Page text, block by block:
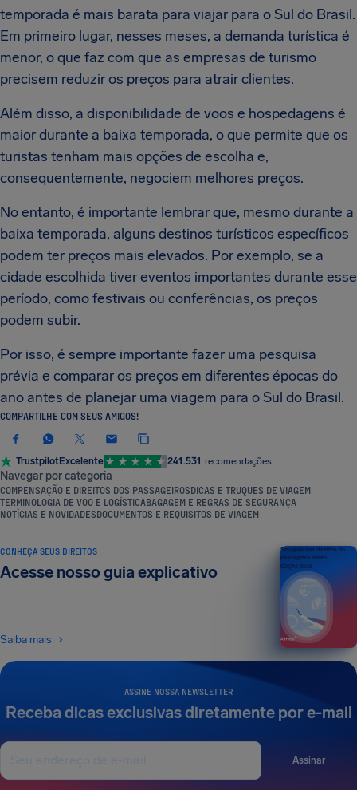
temporada é mais barata para viajar para o Sul do Brasil.
Em primeiro lugar, nesses meses, a demanda turística é
menor, o que faz com que as empresas de turismo
precisem reduzir os preços para atrair clientes.
Além disso, a disponibilidade de voos e hospedagens é
maior durante a baixa temporada, o que permite que os
turistas tenham mais opções de escolha e,
consequentemente, negociem melhores preços.
No entanto, é importante lembrar que, mesmo durante a
baixa temporada, alguns destinos turísticos específicos
podem ter preços mais elevados. Por exemplo, se a
cidade escolhida tiver eventos importantes durante esse
período, como festivais ou conferências, os preços
podem subir.
Por isso, é sempre importante fazer uma pesquisa
prévia e comparar os preços em diferentes épocas do
ano antes de planejar uma viagem para o Sul do Brasil.
COMPARTILHE COM SEUS AMIGOS!
TrustpilotExcelente 241.531 recomendações
Navegar por categoria
COMPENSAÇÃO E DIREITOS DOS PASSAGEIROSDICAS E TRUQUES DE VIAGEM
TERMINOLOGIA DE VOO E LOGÍSTICABAGAGEM E REGRAS DE SEGURANÇA
NOTÍCIAS E NOVIDADESDOCUMENTOS E REQUISITOS DE VIAGEM
ASSINE NOSSA NEWSLETTER
Receba dicas exclusivas diretamente por e-mail
Assinar
CONHEÇA SEUS DIREITOS
Acesse nosso guia explicativo
Saiba mais
Seu guia dos direitos do
passageiro aéreo
EDIÇÃO 2026